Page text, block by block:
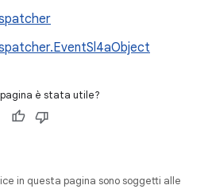
è stata utile?
in questa pagina sono soggetti alle